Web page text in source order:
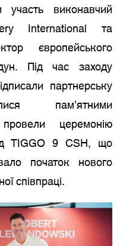
виконавчий
International та
європейського
Під час заходу
партнерську
пам’ятними
церемонію
TIGGO 9 CSH, що
початок нового
співпраці.